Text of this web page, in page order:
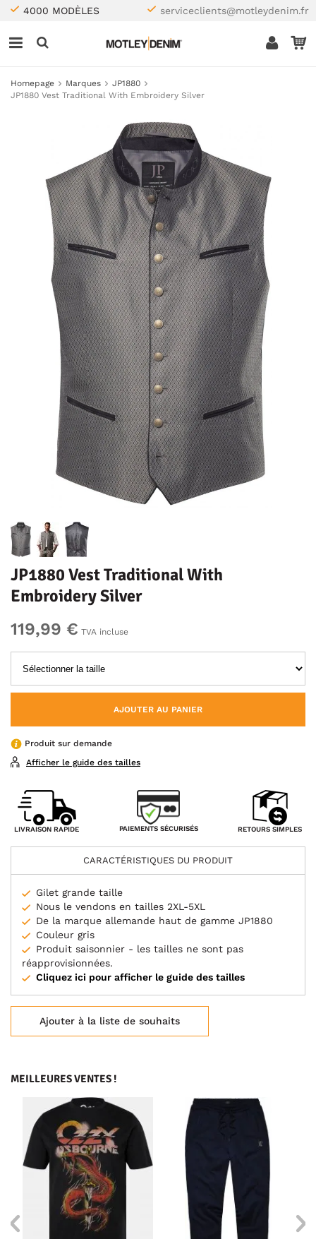
4000 MODÈLES serviceclients@motleydenim.fr
Homepage Marques
JP1880
JP1880 Vest Traditional With Embroidery Silver
JP1880 Vest Traditional With
Embroidery Silver
119,99 € TVA incluse
AJOUTER AU PANIER
Produit sur demande
Afficher le guide des tailles
LIVRAISON RAPIDE PAIEMENTS SÉCURISÉS RETOURS SIMPLES
CARACTÉRISTIQUES DU PRODUIT
Gilet grande taille
Nous le vendons en tailles 2XL-5XL
De la marque allemande haut de gamme JP1880
Couleur gris
Produit saisonnier - les tailles ne sont pas
réapprovisionnées.
Cliquez ici pour afficher le guide des tailles
Ajouter à la liste de souhaits
MEILLEURES VENTES !